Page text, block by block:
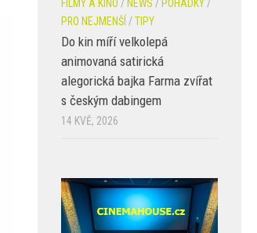
FILMY A KINO /NEWS /POHÁDKY /
PRO NEJMENŠÍ /TIPY
Do kin míří velkolepá
animovaná satirická
alegorická bajka Farma zvířat
s českým dabingem
14 KVĚ, 2026